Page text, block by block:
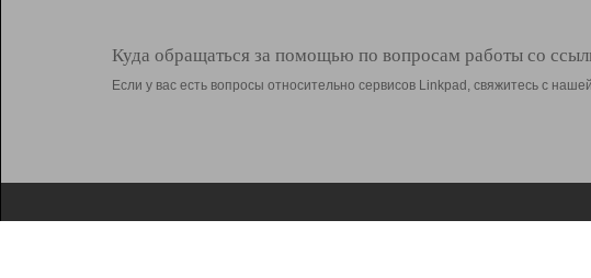
Куда обращаться за помощью по вопросам работы со
Если у вас есть вопросы относительно сервисов Linkpad, свяжитесь с